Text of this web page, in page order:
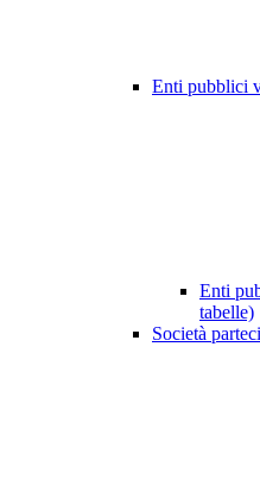
Enti pubblici
Enti
tabelle)
Società